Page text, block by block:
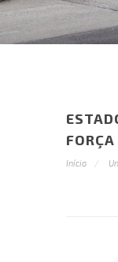
Início